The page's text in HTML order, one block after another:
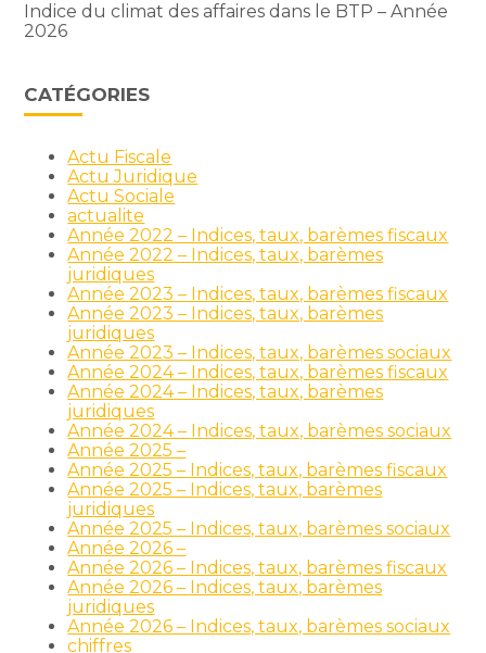
Indice du climat des affaires dans le BTP – Année
2026
CATÉGORIES
Actu Fiscale
Actu Juridique
Actu Sociale
actualite
Année 2022 – Indices, taux, barèmes fiscaux
Année 2022 – Indices, taux, barèmes
juridiques
Année 2023 – Indices, taux, barèmes fiscaux
Année 2023 – Indices, taux, barèmes
juridiques
Année 2023 – Indices, taux, barèmes sociaux
Année 2024 – Indices, taux, barèmes fiscaux
Année 2024 – Indices, taux, barèmes
juridiques
Année 2024 – Indices, taux, barèmes sociaux
Année 2025 –
Année 2025 – Indices, taux, barèmes fiscaux
Année 2025 – Indices, taux, barèmes
juridiques
Année 2025 – Indices, taux, barèmes sociaux
Année 2026 –
Année 2026 – Indices, taux, barèmes fiscaux
Année 2026 – Indices, taux, barèmes
juridiques
Année 2026 – Indices, taux, barèmes sociaux
chiffres